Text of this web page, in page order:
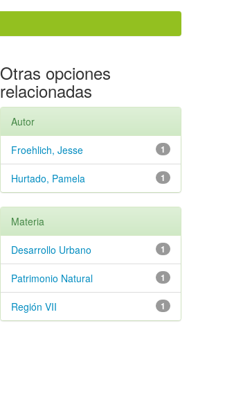
Otras opciones
relacionadas
Autor
1
Froehlich, Jesse
1
Hurtado, Pamela
Materia
1
Desarrollo Urbano
1
Patrimonio Natural
1
Región VII